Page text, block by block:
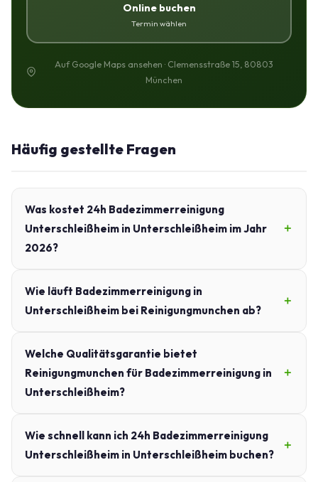
Online buchen
Termin wählen
Auf Google Maps ansehen · Clemensstraße 15, 80803
München
Häufig gestellte Fragen
Was kostet 24h Badezimmerreinigung
Unterschleißheim in Unterschleißheim im Jahr
2026?
Wie läuft Badezimmerreinigung in
Unterschleißheim bei Reinigungmunchen ab?
Welche Qualitätsgarantie bietet
Reinigungmunchen für Badezimmerreinigung in
Unterschleißheim?
Wie schnell kann ich 24h Badezimmerreinigung
Unterschleißheim in Unterschleißheim buchen?